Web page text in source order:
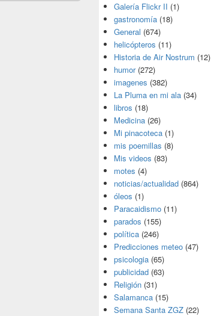
Galería Flickr II (1)
gastronomía (18)
General (674)
helicópteros (11)
Historia de Air Nostrum (12)
humor(272)
imagenes (382)
La Pluma en mi ala (34)
libros (18)
Medicina (26)
Mi pinacoteca (1)
mis poemillas (8)
Mis videos (83)
motes (4)
noticias/actualidad (864)
óleos (1)
Paracaidismo (11)
parados (155)
política (246)
Predicciones meteo (47)
psicologia (65)
publicidad (63)
Religión (31)
Salamanca (15)
Semana Santa ZGZ (22)